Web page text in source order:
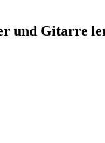
und Gitarre